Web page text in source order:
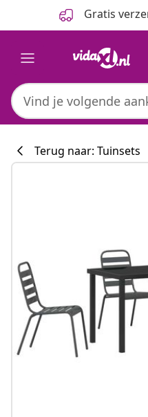
Gratis
Terug naar: Tuinsets